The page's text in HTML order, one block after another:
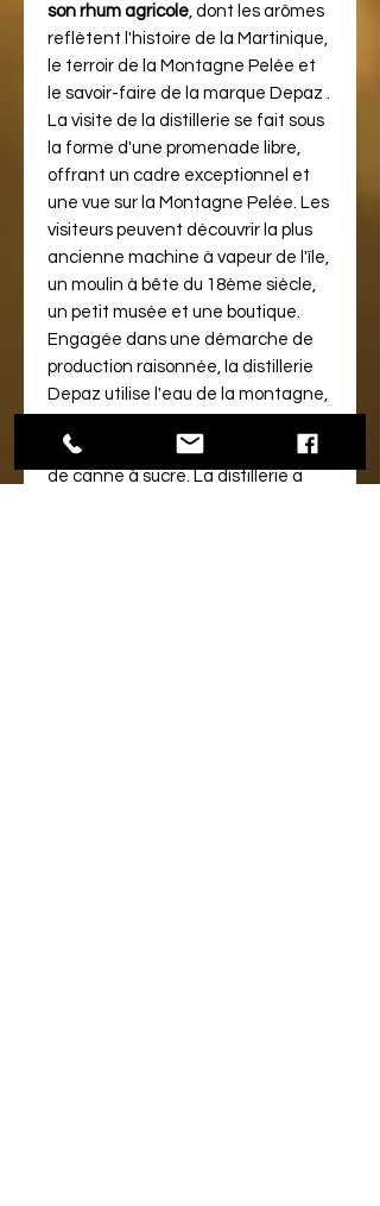
son rhum agricole , dont les arômes
reflètent l'histoire de la Martinique,
le terroir de la Montagne Pelée et
le savoir-faire de la marque Depaz .
La visite de la distillerie se fait sous
la forme d'une promenade libre,
offrant un cadre exceptionnel et
une vue sur la Montagne Pelée. Les
visiteurs peuvent découvrir la plus
ancienne machine à vapeur de l'île,
un moulin à bête du 18ème siècle,
un petit musée et une boutique.
Engagée dans une démarche de
production raisonnée, la distillerie
Depaz utilise l'eau de la montagne,
énergie de la bagasse, les résidus
de canne à sucre. La distillerie a